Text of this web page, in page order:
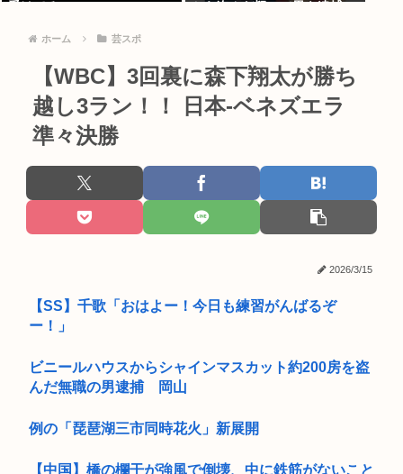
ホーム 芸スポ
【WBC】3回裏に森下翔太が勝ち
越し3ラン！！ 日本-ベネズエラ
準々決勝
2026/3/15
【SS】千歌「おはよー！今日も練習がんばるぞ
ー！」
ビニールハウスからシャインマスカット約200房を盗
んだ無職の男逮捕 岡山
例の「琵琶湖三市同時花火」新展開
【中国】橋の欄干が強風で倒壊、中に鉄筋がないこと